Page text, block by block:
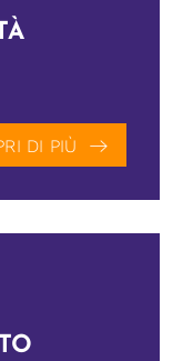
DI PIÙ